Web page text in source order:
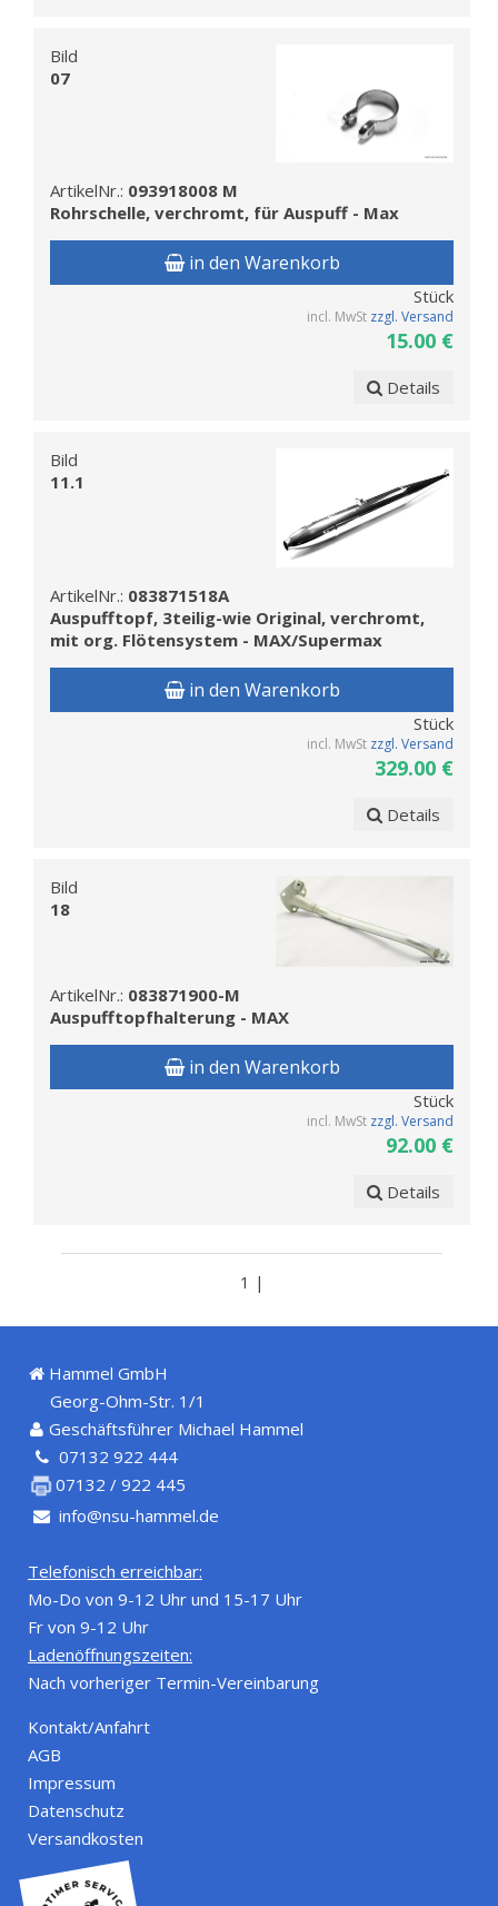
Bild
07
ArtikelNr.: 093918008 M
Rohrschelle, verchromt, für Auspuff - Max
in den Warenkorb
Stück
incl. MwSt zzgl. Versand
15.00 €
Details
Bild
11.1
ArtikelNr.: 083871518A
Auspufftopf, 3teilig-wie Original, verchromt,
mit org. Flötensystem - MAX/Supermax
in den Warenkorb
Stück
incl. MwSt zzgl. Versand
329.00 €
Details
Bild
18
ArtikelNr.: 083871900-M
Auspufftopfhalterung - MAX
in den Warenkorb
Stück
incl. MwSt zzgl. Versand
92.00 €
Details
1 |
Hammel GmbH
Georg-Ohm-Str. 1/1
Geschäftsführer Michael Hammel
07132 922 444
07132 / 922 445
info@nsu-hammel.de
Telefonisch erreichbar:
Mo-Do von 9-12 Uhr und 15-17 Uhr
Fr von 9-12 Uhr
Ladenöffnungszeiten:
Nach vorheriger Termin-Vereinbarung
Kontakt/Anfahrt
AGB
Impressum
Datenschutz
Versandkosten